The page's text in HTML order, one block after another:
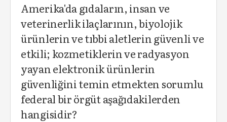
Amerika'da gıdaların, insan ve
veterinerlik ilaçlarının, biyolojik
ürünlerin ve tıbbi aletlerin güvenli ve
etkili; kozmetiklerin ve radyasyon
yayan elektronik ürünlerin
güvenliğini temin etmekten sorumlu
federal bir örgüt aşağıdakilerden
hangisidir?